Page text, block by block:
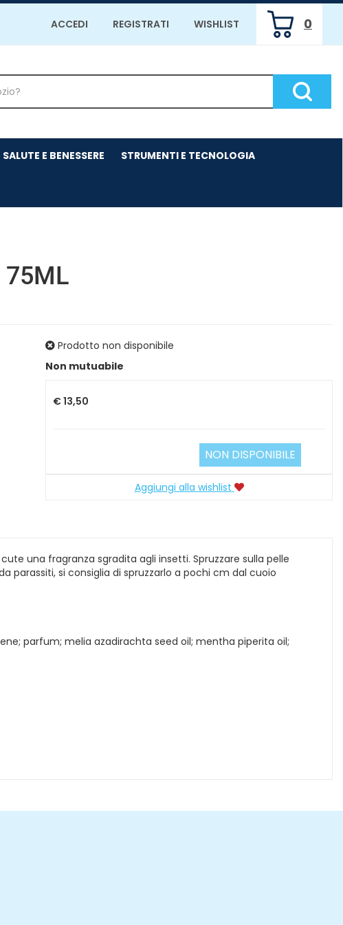
ACCEDI REGISTRATI WISHLIST 0
ARTICOLI
INSERITI
Cerca
SALUTE E BENESSERE STRUMENTI E TECNOLOGIA
75ML
Prodotto non disponibile
Non mutuabile
Prezzo
€ 13,50
NON DISPONIBILE
Aggiungi alla wishlist
una fragranza sgradita agli insetti. Spruzzare sulla pelle
parassiti, si consiglia di spruzzarlo a pochi cm dal cuoio
parfum; melia azadirachta seed oil; mentha piperita oil;